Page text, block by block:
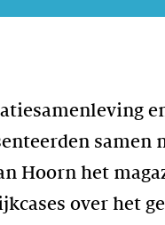
samen
Hoorn het
over het